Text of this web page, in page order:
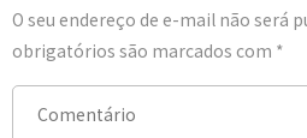
O seu endereço de e-mail não será
obrigatórios são marcados com *